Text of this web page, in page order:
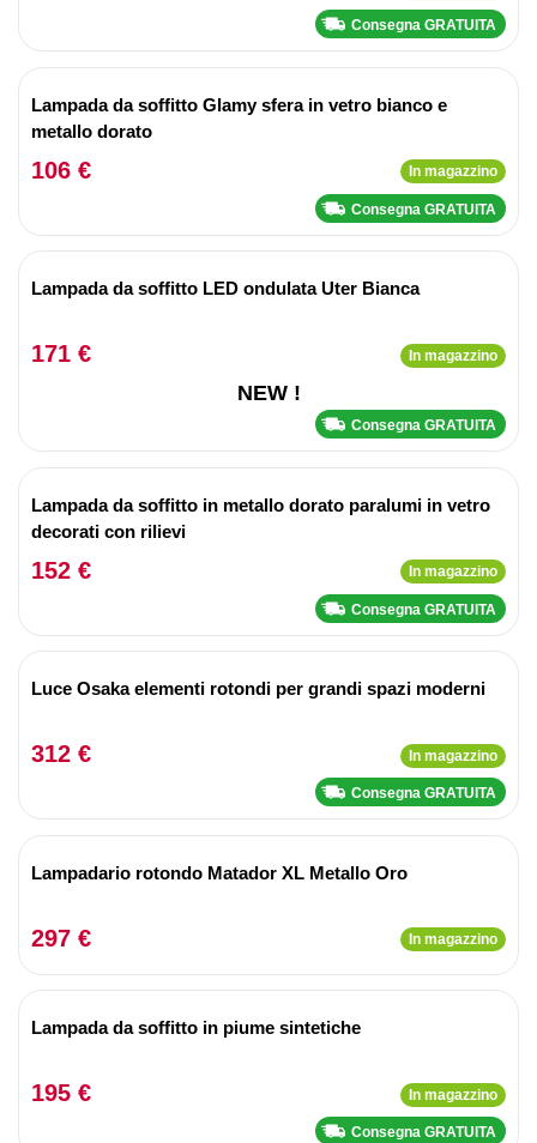
Consegna GRATUITA
Lampada da soffitto Glamy sfera in vetro bianco e
metallo dorato
106 € In magazzino
Consegna GRATUITA
Lampada da soffitto LED ondulata Uter Bianca
171 € In magazzino
NEW !
Consegna GRATUITA
Lampada da soffitto in metallo dorato paralumi in vetro
decorati con rilievi
152 € In magazzino
Consegna GRATUITA
Luce Osaka elementi rotondi per grandi spazi moderni
312 € In magazzino
Consegna GRATUITA
Lampadario rotondo Matador XL Metallo Oro
297 € In magazzino
Lampada da soffitto in piume sintetiche
195 € In magazzino
Consegna GRATUITA